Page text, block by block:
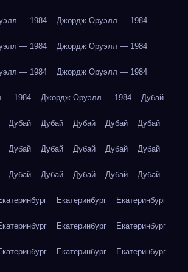
— 1984 Джордж Оруэлл — 1984
— 1984 Джордж Оруэлл — 1984
— 1984 Джордж Оруэлл — 1984
— 1984 Джордж Оруэлл — 1984 Дубай
Дубай Дубай Дубай Дубай Дубай
Дубай Дубай Дубай Дубай Дубай
Дубай Дубай Дубай Дубай Дубай
Екатеринбург Екатеринбург
Екатеринбург Екатеринбург
Екатеринбург Екатеринбург